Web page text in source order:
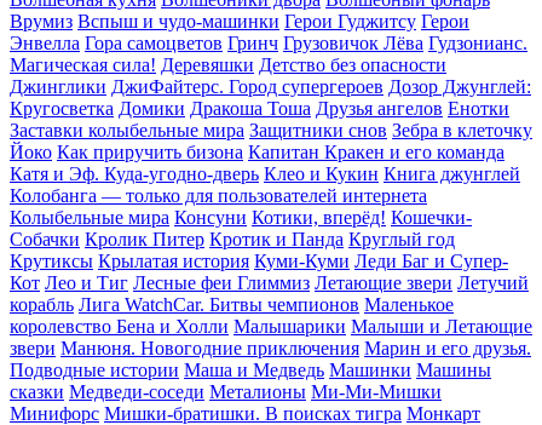
Врумиз Вспыш и чудо-машинки Герои Гуджитсу Герои
Энвелла Гора cамоцветов Гринч Грузовичок Лёва Гудзонианс.
Магическая сила! Деревяшки Детство без опасности
Джинглики ДжиФайтерс. Город супергероев Дозор Джунглей:
Кругосветка Домики Дракоша Тоша Друзья ангелов Енотки
Заставки колыбельные мира Защитники снов Зебра в клеточку
Йоко Как приручить бизона Капитан Кракен и его команда
Катя и Эф. Куда-угодно-дверь Клео и Кукин Книга джунглей
Колобанга — только для пользователей интернета
Колыбельные мира Консуни Котики, вперёд! Кошечки-
Собачки Кролик Питер Кротик и Панда Круглый год
Крутиксы Крылатая история Куми-Куми Леди Баг и Супер-
Кот Лео и Тиг Лесные феи Глиммиз Летающие звери Летучий
корабль Лига WatchCar. Битвы чемпионов Маленькое
королевство Бена и Холли Малышарики Малыши и Летающие
звери Манюня. Новогодние приключения Марин и его друзья.
Подводные истории Маша и Медведь Машинки Машины
сказки Медведи-соседи Металионы Ми-Ми-Мишки
Минифорс Мишки-братишки. В поисках тигра Монкарт